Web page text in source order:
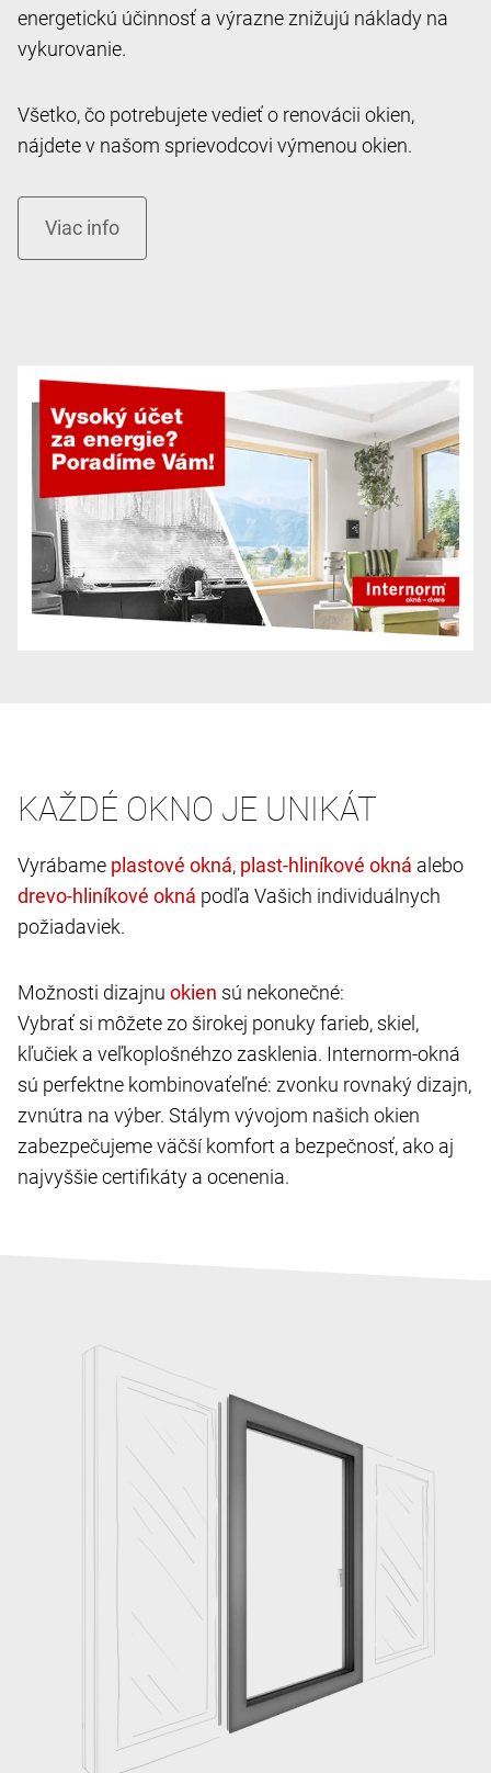
energetickú účinnosť a výrazne znižujú náklady na
vykurovanie.
Všetko, čo potrebujete vedieť o renovácii okien,
nájdete v našom sprievodcovi výmenou okien.
KAŽDÉ OKNO JE UNIKÁT
Vyrábame ,
alebo
podľa Vašich individuálnych
požiadaviek.
Možnosti dizajnu
sú nekonečné:
Vybrať si môžete zo širokej ponuky farieb, skiel,
kľučiek a veľkoplošnéhzo zasklenia. Internorm-okná
sú perfektne kombinovaťeľné: zvonku rovnaký dizajn,
zvnútra na výber. Stálym vývojom našich okien
zabezpečujeme väčší komfort a bezpečnosť, ako aj
najvyššie certifikáty a ocenenia.